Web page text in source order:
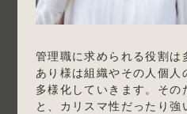
管理職に求められる役割は
あり様は組織やその人個人
多様化していきます。その
と、カリスマ性だったり